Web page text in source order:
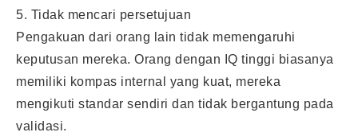
5. Tidak mencari persetujuan
Pengakuan dari orang lain tidak memengaruhi
keputusan mereka. Orang dengan IQ tinggi biasanya
memiliki kompas internal yang kuat, mereka
mengikuti standar sendiri dan tidak bergantung pada
validasi.